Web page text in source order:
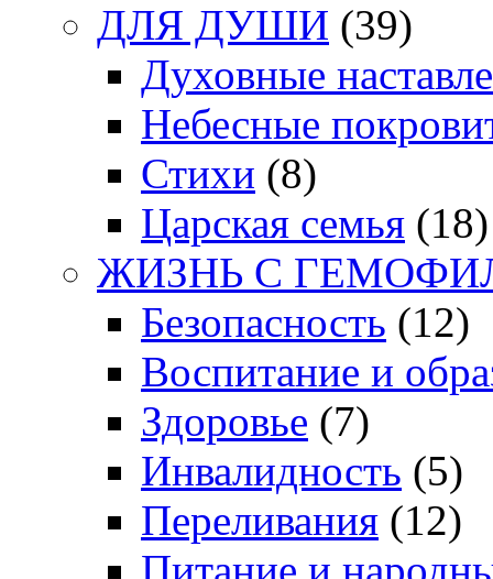
ДЛЯ ДУШИ (39)
Духовные
Небесные
Стихи (8)
Царская семья (18)
ЖИЗНЬ С
Безопасность (12)
Воспитание и
Здоровье (7)
Инвалидность (5)
Переливания (12)